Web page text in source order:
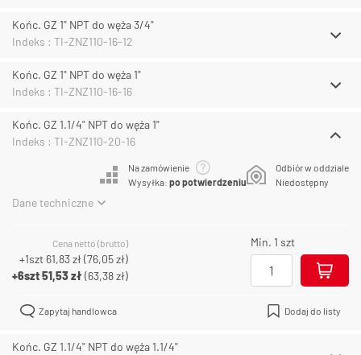
Końc. GZ 1" NPT do węża 3/4"
Indeks : TI-ZNZ110-16-12
Końc. GZ 1" NPT do węża 1"
Indeks : TI-ZNZ110-16-16
Końc. GZ 1.1/4" NPT do węża 1"
Indeks : TI-ZNZ110-20-16
Na zamówienie
Wysyłka: po potwierdzeniu
Odbiór w oddziale
Niedostępny
Dane techniczne
Cena netto (brutto)
+1szt 61,83 zł(76,05 zł)
+6szt51,53 zł(63,38 zł)
Min. 1 szt
Zapytaj handlowca Dodaj do listy
Końc. GZ 1.1/4" NPT do węża 1.1/4"